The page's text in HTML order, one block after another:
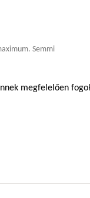
Semmi
megfelelően